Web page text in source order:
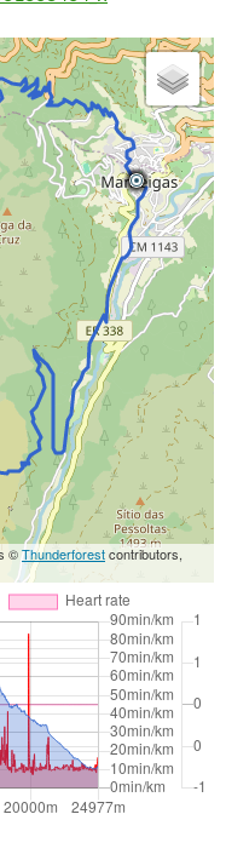
©Thunderforestcontributors,